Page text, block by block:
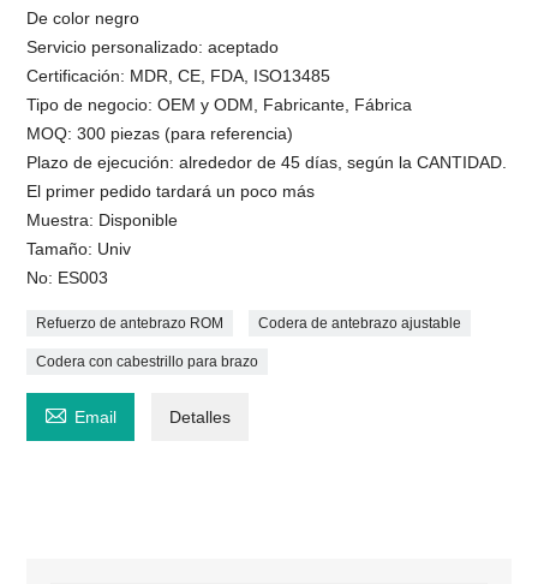
De color negro
Servicio personalizado: aceptado
Certificación: MDR, CE, FDA, ISO13485
Tipo de negocio: OEM y ODM, Fabricante, Fábrica
MOQ: 300 piezas (para referencia)
Plazo de ejecución: alrededor de 45 días, según la CANTIDAD.
El primer pedido tardará un poco más
Muestra: Disponible
Tamaño: Univ
No: ES003
Refuerzo de antebrazo ROM Codera de antebrazo ajustable
Codera con cabestrillo para brazo
 Email Detalles